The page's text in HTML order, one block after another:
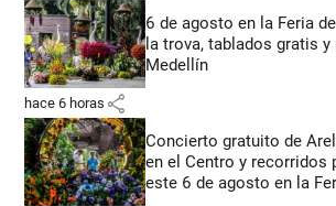
6 de agosto en la Feria
la trova, tablados gratis
Medellín
hace 6 horas share
Concierto gratuito de
en el Centro y recorridos
este 6 de agosto en la